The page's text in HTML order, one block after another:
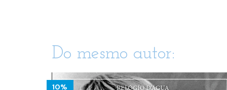
Do mesmo autor:
10%